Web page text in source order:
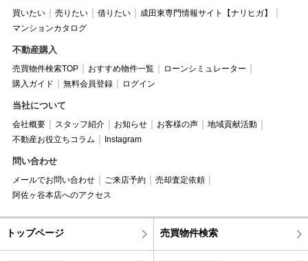
買いたい 売りたい 借りたい
成田東専門情報サイト【ナリヒガ】
マンションカタログ
不動産購入
売買物件検索TOP おすすめ物件一覧
ローンシミュレーター
購入ガイド
無料会員登録 ログイン
当社について
会社概要 スタッフ紹介 お知らせ お客様の声
地域貢献活動
不動産お役立ちコラム
Instagram
問い合わせ
メールでお問い合わせ ご来店予約
売却査定依頼
阿佐ヶ谷本店へのアクセス
トップページ 売買物件検索